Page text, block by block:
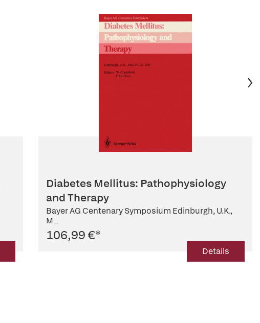
Diabetes Mellitus: Pathophysiology
and Therapy
Bayer AG Centenary Symposium Edinburgh, U.K.,
M...
106,99 €*
Details